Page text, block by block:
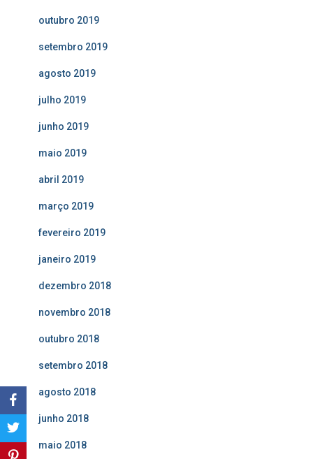
outubro 2019
setembro 2019
agosto 2019
julho 2019
junho 2019
maio 2019
abril 2019
março 2019
fevereiro 2019
janeiro 2019
dezembro 2018
novembro 2018
outubro 2018
setembro 2018
agosto 2018
junho 2018
maio 2018